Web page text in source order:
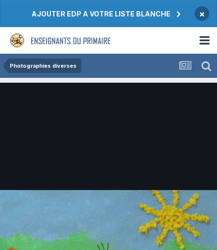
AJOUTER EDP A VOTRE LISTE BLANCHE ×
Photographies diverses